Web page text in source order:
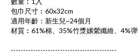
包巾尺寸︰60x32cm
適用年齡：新生兒~24個月
材質︰61%棉、35%竹漿嫘縈纖維、4%
-------------------------------------------